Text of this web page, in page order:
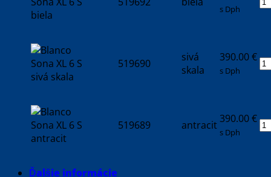
s Dph
519690
sivá
skala
390.00€
s Dph
519689 antracit390.00€
s Dph
Ďalšie informácie